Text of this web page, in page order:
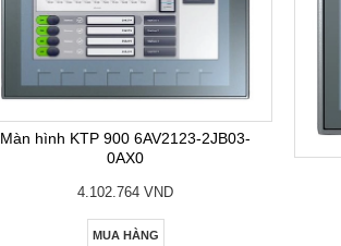
Màn hình KTP 900 6AV2123-2JB03-
0AX0
4.102.764 VND
MUA HÀNG